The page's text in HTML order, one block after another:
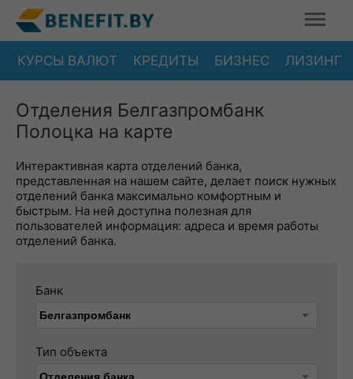
КУРСЫ ВАЛЮТ КРЕДИТЫ БИЗНЕС ЛИЗИНГ
Отделения Белгазпромбанк
Полоцка на карте
Интерактивная карта отделений банка,
представленная на нашем сайте, делает поиск нужных
отделений банка максимально комфортным и
быстрым. На ней доступна полезная для
пользователей информация: адреса и время работы
отделений банка.
Банк
Тип объекта